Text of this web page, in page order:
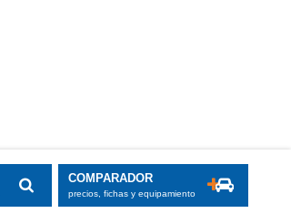
COMPARADOR
precios, fichas y equipamiento